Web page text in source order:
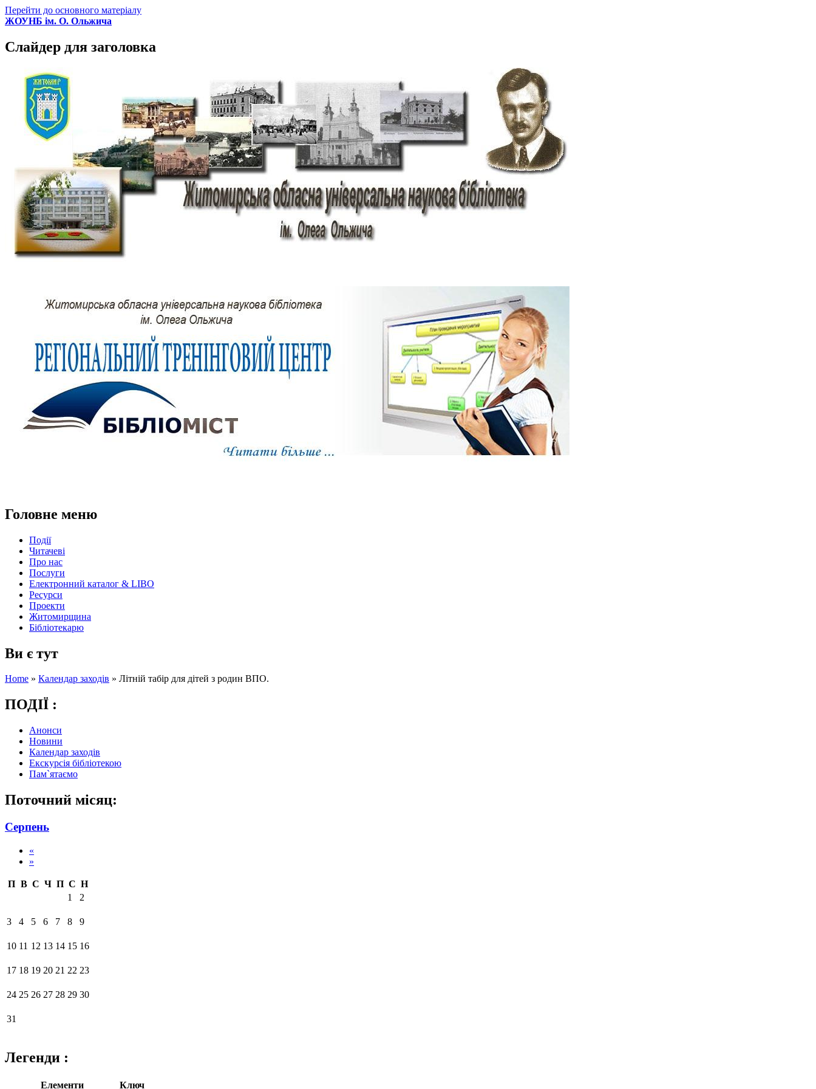
Перейти до основного матеріалу
ЖОУНБ ім. О. Ольжича
Слайдер для заголовка
Головне меню
Події
Читачеві
Про нас
Послуги
Електронний каталог & LIBO
Ресурси
Проекти
Житомирщина
Бібліотекарю
Ви є тут
Home » Календар заходів » Літній табір для дітей з родин ВПО.
ПОДІЇ :
Анонси
Новини
Календар заходів
Екскурсія бібліотекою
Пам`ятаємо
Поточний місяц:
Серпень
«
»
П В С Ч П С Н
1
2
3 4 5 6 7 8 9
10 11 12 13 14 15 16
17 18 19 20 21 22 23
24 25 26 27 28 29 30
31
Легенди :
Елементи
Ключ